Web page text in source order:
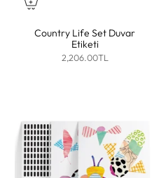
Country Life Set Duvar
Etiketi
2,206.00TL